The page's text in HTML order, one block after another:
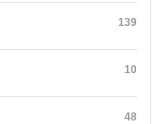
139
10
48